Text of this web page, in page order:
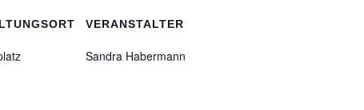
VERANSTALTER
Sandra Habermann